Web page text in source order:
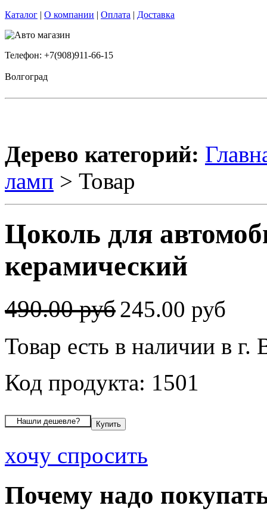
Каталог | О компании | Оплата | Доставка
Телефон: +7(908)911-66-15
Волгоград
Дерево категорий:
ламп > Товар
Цоколь для
керамический
490.00 руб245.00 руб
Товар есть в наличии в г.
Код продукта: 1501
хочу спросить
Почему надо